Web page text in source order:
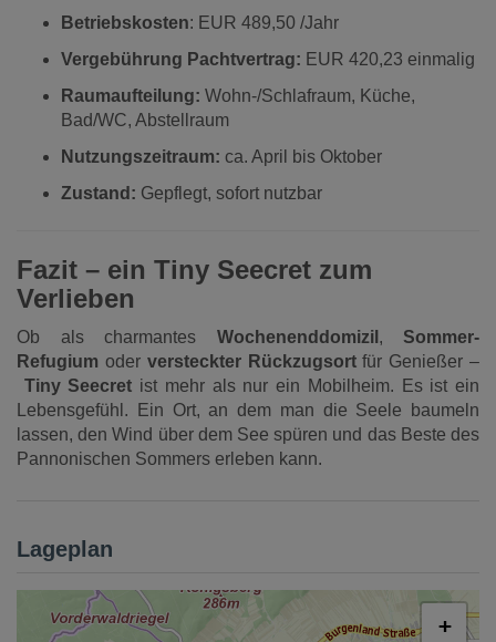
Betriebskosten: EUR 489,50 /Jahr
Vergebührung Pachtvertrag: EUR 420,23 einmalig
Raumaufteilung: Wohn-/Schlafraum, Küche,
Bad/WC, Abstellraum
Nutzungszeitraum: ca. April bis Oktober
Zustand: Gepflegt, sofort nutzbar
Fazit – ein Tiny Seecret zum
Verlieben
Ob als charmantes Wochenenddomizil , Sommer-
Refugium oder versteckter Rückzugsortfür Genießer –
Tiny Seecret ist mehr als nur ein Mobilheim. Es ist ein
Lebensgefühl. Ein Ort, an dem man die Seele baumeln
lassen, den Wind über dem See spüren und das Beste des
Pannonischen Sommers erleben kann.
Lageplan
+